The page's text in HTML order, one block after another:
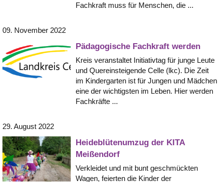
Fachkraft muss für Menschen, die ...
09. November 2022
Pädagogische Fachkraft werden
Kreis veranstaltet Initiativtag für junge Leute
und Quereinsteigende Celle (lkc). Die Zeit
im Kindergarten ist für Jungen und Mädchen
eine der wichtigsten im Leben. Hier werden
Fachkräfte ...
29. August 2022
Heideblütenumzug der KITA
Meißendorf
Verkleidet und mit bunt geschmückten
Wagen, feierten die Kinder der